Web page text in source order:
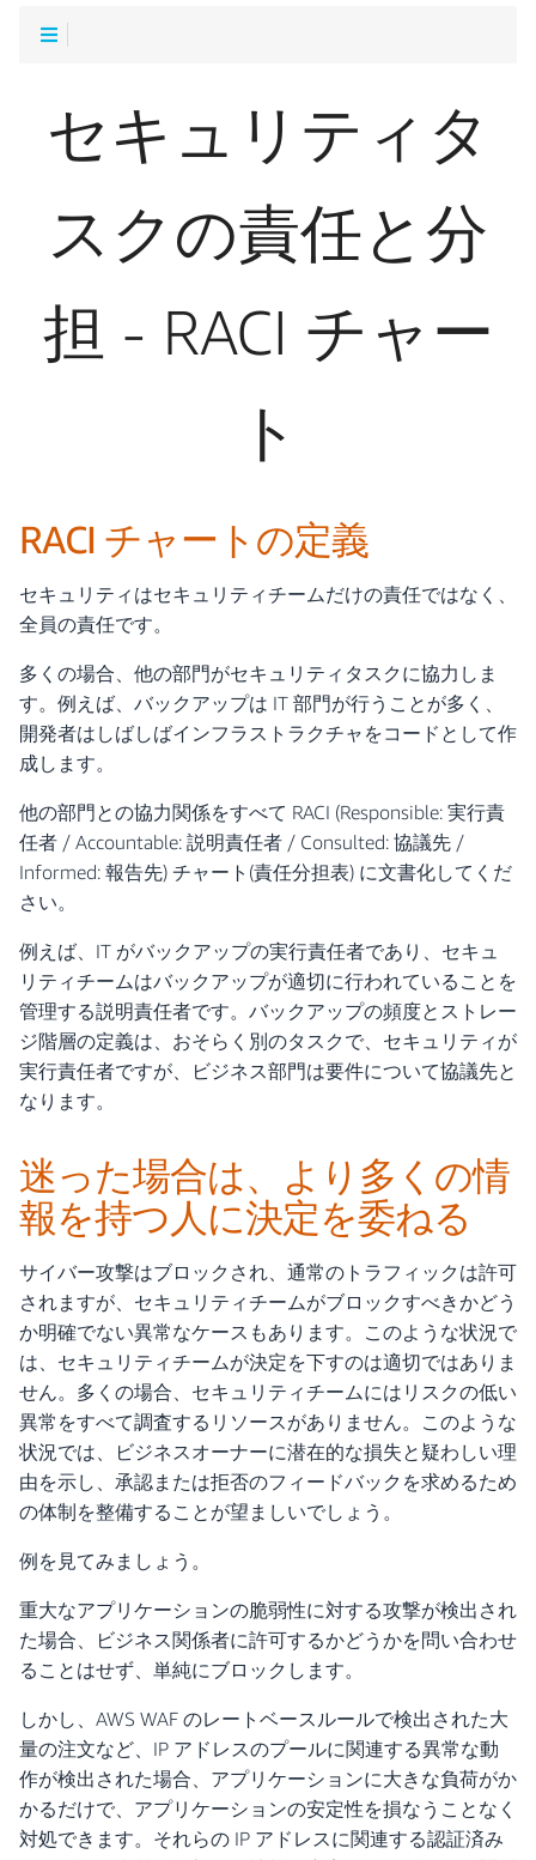
セキュリティタ
スクの責任と分
担 - RACI チャー
ト
RACI チャートの定義
セキュリティはセキュリティチームだけの責任ではなく、
全員の責任です。
多くの場合、他の部門がセキュリティタスクに協力しま
す。例えば、バックアップは IT 部門が行うことが多く、
開発者はしばしばインフラストラクチャをコードとして作
成します。
他の部門との協力関係をすべて RACI (Responsible: 実行責
任者 / Accountable: 説明責任者 / Consulted: 協議先 /
Informed: 報告先) チャート(責任分担表) に文書化してくだ
さい。
例えば、IT がバックアップの実行責任者であり、セキュ
リティチームはバックアップが適切に行われていることを
管理する説明責任者です。バックアップの頻度とストレー
ジ階層の定義は、おそらく別のタスクで、セキュリティが
実行責任者ですが、ビジネス部門は要件について協議先と
なります。
迷った場合は、より多くの情
報を持つ人に決定を委ねる
サイバー攻撃はブロックされ、通常のトラフィックは許可
されますが、セキュリティチームがブロックすべきかどう
か明確でない異常なケースもあります。このような状況で
は、セキュリティチームが決定を下すのは適切ではありま
せん。多くの場合、セキュリティチームにはリスクの低い
異常をすべて調査するリソースがありません。このような
状況では、ビジネスオーナーに潜在的な損失と疑わしい理
由を示し、承認または拒否のフィードバックを求めるため
の体制を整備することが望ましいでしょう。
例を見てみましょう。
重大なアプリケーションの脆弱性に対する攻撃が検出され
た場合、ビジネス関係者に許可するかどうかを問い合わせ
ることはせず、単純にブロックします。
しかし、AWS WAF のレートベースルールで検出された大
量の注文など、IP アドレスのプールに関連する異常な動
作が検出された場合、アプリケーションに大きな負荷がか
かるだけで、アプリケーションの安定性を損なうことなく
対処できます。それらの IP アドレスに関連する認証済み